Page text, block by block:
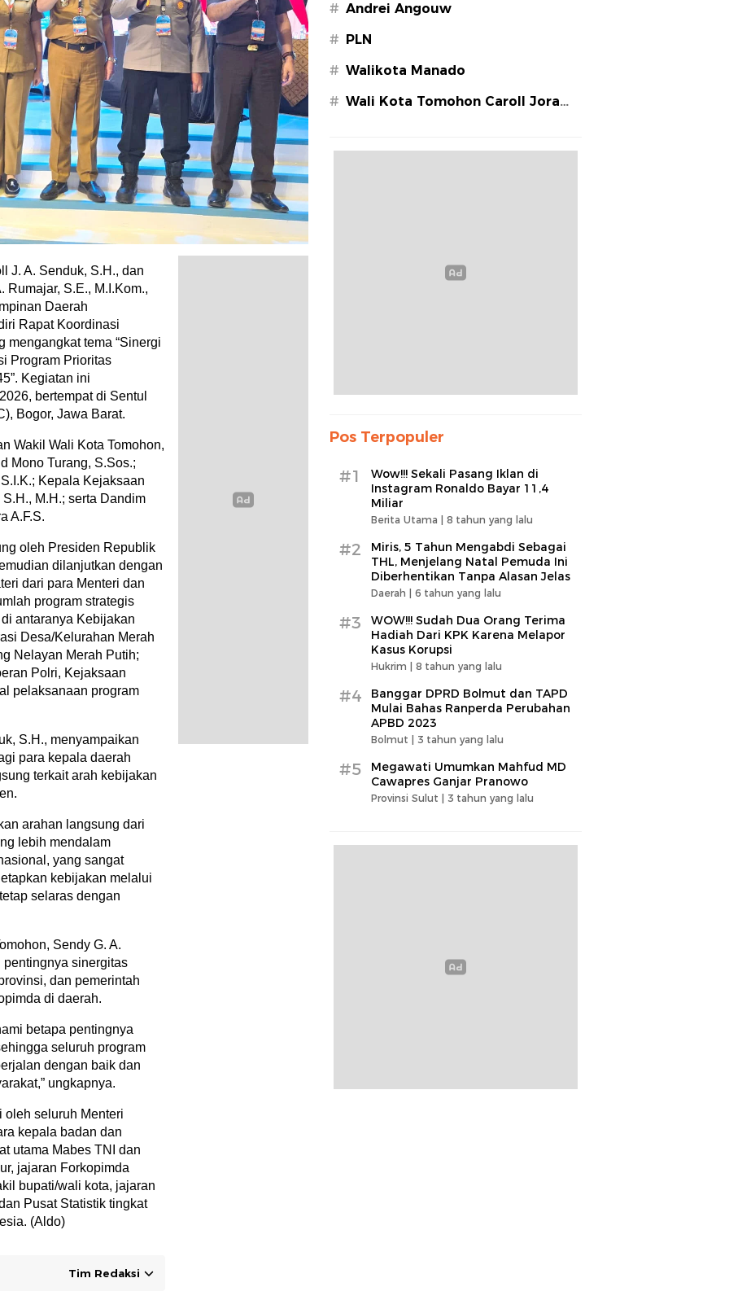
J. A. Senduk, S.H., dan
Rumajar, S.E., M.I.Kom.,
Daerah
Rapat Koordinasi
mengangkat tema “Sinergi
Program Prioritas
Kegiatan ini
bertempat di Sentul
Bogor, Jawa Barat.
Wakil Wali Kota Tomohon,
Mono Turang, S.Sos.;
Kepala Kejaksaan
M.H.; serta Dandim
A.F.S.
oleh Presiden Republik
dilanjutkan dengan
dari para Menteri dan
program strategis
antaranya Kebijakan
Desa/Kelurahan Merah
Nelayan Merah Putih;
Polri, Kejaksaan
pelaksanaan program
S.H., menyampaikan
para kepala daerah
terkait arah kebijakan
arahan langsung dari
lebih mendalam
yang sangat
kebijakan melalui
selaras dengan
Sendy G. A.
pentingnya sinergitas
dan pemerintah
di daerah.
betapa pentingnya
seluruh program
dengan baik dan
ungkapnya.
oleh seluruh Menteri
kepala badan dan
utama Mabes TNI dan
jajaran Forkopimda
bupati/wali kota, jajaran
Pusat Statistik tingkat
(Aldo)
Tim Redaksi
# Andrei Angouw
# PLN
# Walikota Manado
# Wali Kota Tomohon Caroll Joram
Pos Terpopuler
#1
Wow!!! Sekali Pasang Iklan di
Instagram Ronaldo Bayar 11,4
Miliar
Berita Utama | 8 tahun yang lalu
#2
Miris, 5 Tahun Mengabdi Sebagai
THL, Menjelang Natal Pemuda Ini
Diberhentikan Tanpa Alasan Jelas
Daerah | 6 tahun yang lalu
#3
WOW!!! Sudah Dua Orang Terima
Hadiah Dari KPK Karena Melapor
Kasus Korupsi
Hukrim | 8 tahun yang lalu
#4
Banggar DPRD Bolmut dan TAPD
Mulai Bahas Ranperda Perubahan
APBD 2023
Bolmut | 3 tahun yang lalu
#5
Megawati Umumkan Mahfud MD
Cawapres Ganjar Pranowo
Provinsi Sulut | 3 tahun yang lalu